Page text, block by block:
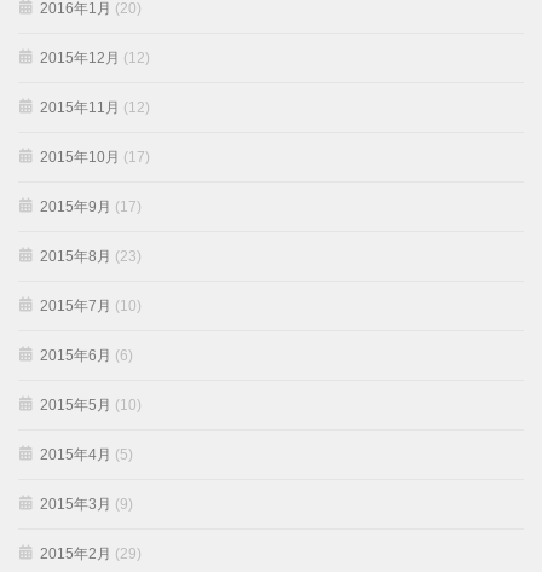
2016年1月 (20)
2015年12月 (12)
2015年11月 (12)
2015年10月 (17)
2015年9月 (17)
2015年8月 (23)
2015年7月 (10)
2015年6月 (6)
2015年5月 (10)
2015年4月 (5)
2015年3月 (9)
2015年2月 (29)